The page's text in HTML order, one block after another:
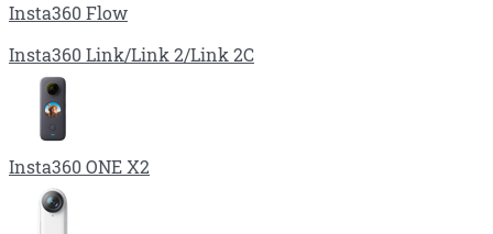
Insta360 Flow
Insta360 Link/Link 2/Link 2C
Insta360 ONE X2